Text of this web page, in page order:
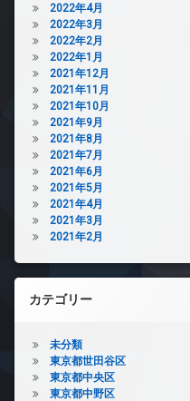
2022年4月
2022年3月
2022年2月
2022年1月
2021年12月
2021年11月
2021年10月
2021年9月
2021年8月
2021年7月
2021年6月
2021年5月
2021年4月
2021年3月
2021年2月
カテゴリー
未分類
東京都世田谷区
東京都中央区
東京都中野区